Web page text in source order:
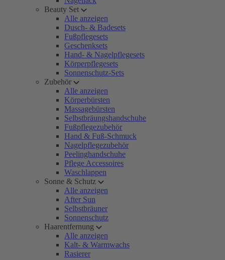
Beauty Set
Alle anzeigen
Dusch- & Badesets
Fußpflegesets
Geschenksets
Hand- & Nagelpflegesets
Körperpflegesets
Sonnenschutz-Sets
Zubehör
Alle anzeigen
Körperbürsten
Massagebürsten
Selbstbräungshandschuhe
Fußpflegezubehör
Hand & Fuß-Schmuck
Nagelpflegezubehör
Peelinghandschuhe
Pflege Accessoires
Waschlappen
Sonne & Schutz
Alle anzeigen
After Sun
Selbstbräuner
Sonnenschutz
Haarentfernung
Alle anzeigen
Kalt- & Warmwachs
Rasierer